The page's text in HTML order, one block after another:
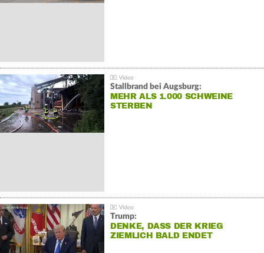
Stallbrand bei Augsburg:
MEHR ALS 1.000 SCHWEINE
STERBEN
Trump:
DENKE, DASS DER KRIEG
ZIEMLICH BALD ENDET